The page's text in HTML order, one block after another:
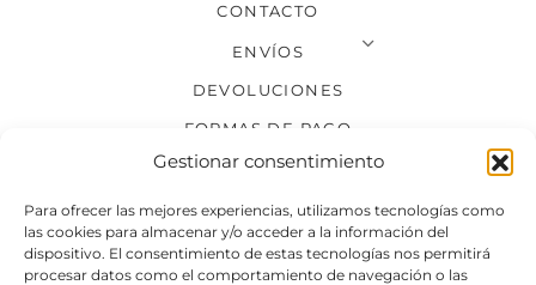
Gestionar consentimiento
Para ofrecer las mejores experiencias, utilizamos tecnologías como
las cookies para almacenar y/o acceder a la información del
dispositivo. El consentimiento de estas tecnologías nos permitirá
procesar datos como el comportamiento de navegación o las
CONTACTO
ENVÍOS
DEVOLUCIONES
FORMAS DE PAGO
SÍGUENOS